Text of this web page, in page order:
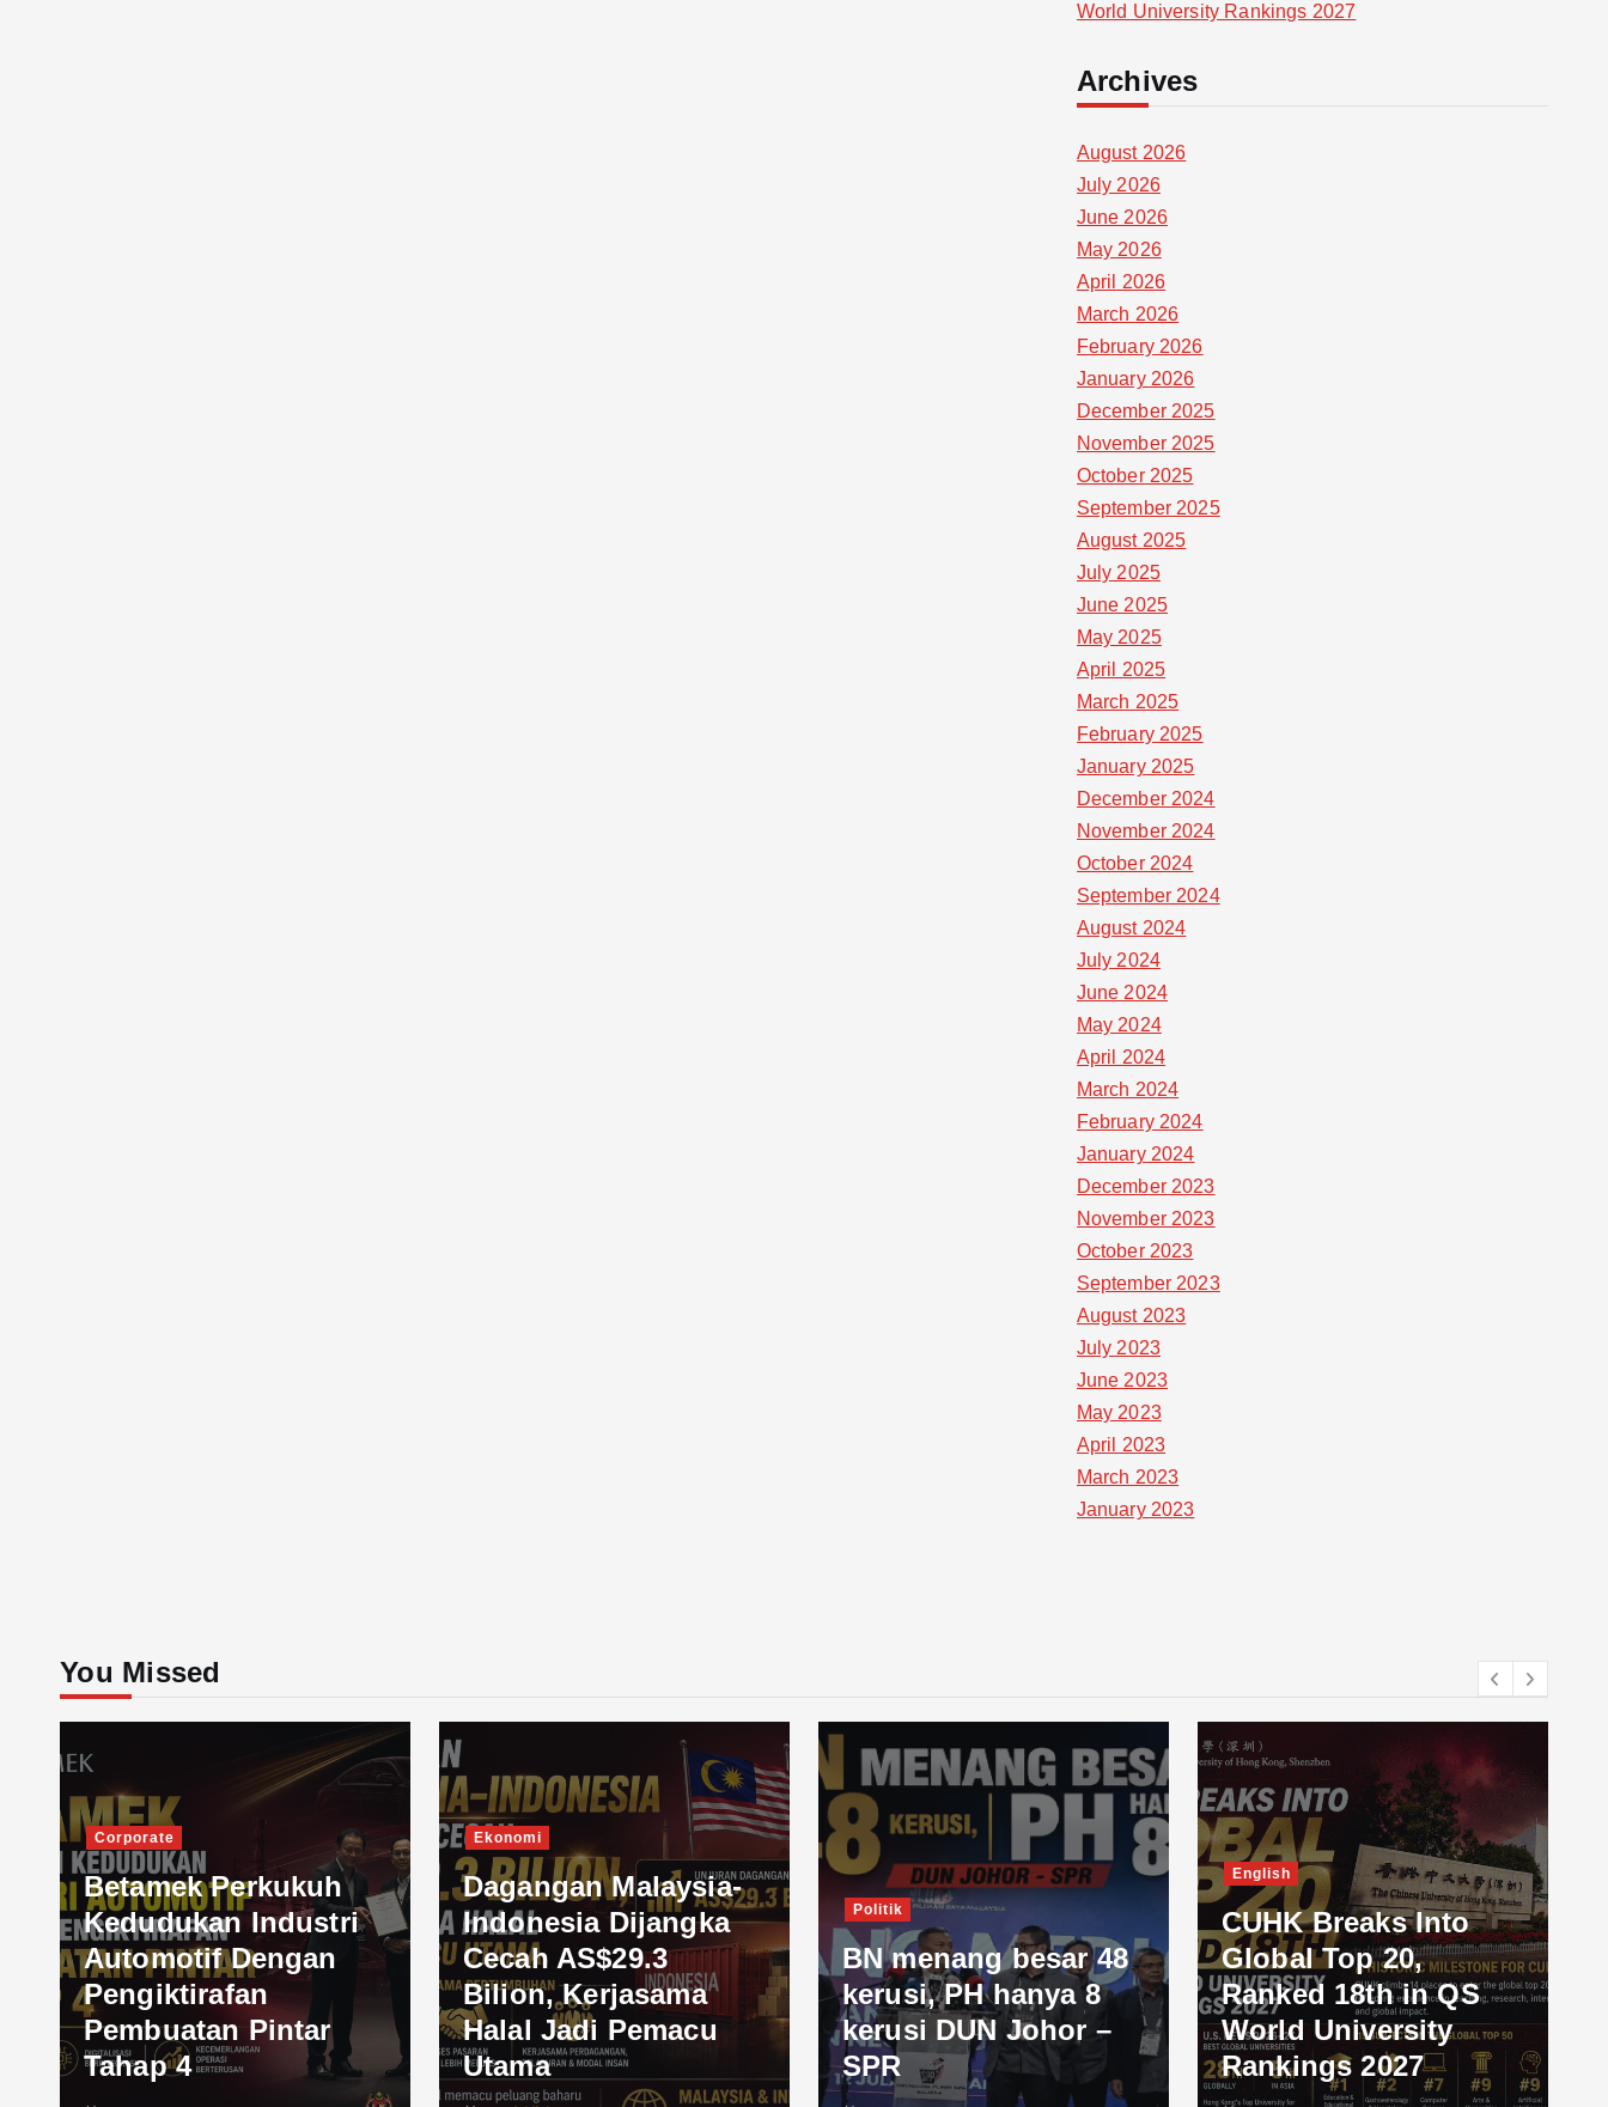
World University Rankings 2027
Archives
August 2026
July 2026
June 2026
May 2026
April 2026
March 2026
February 2026
January 2026
December 2025
November 2025
October 2025
September 2025
August 2025
July 2025
June 2025
May 2025
April 2025
March 2025
February 2025
January 2025
December 2024
November 2024
October 2024
September 2024
August 2024
July 2024
June 2024
May 2024
April 2024
March 2024
February 2024
January 2024
December 2023
November 2023
October 2023
September 2023
August 2023
July 2023
June 2023
May 2023
April 2023
March 2023
January 2023
You Missed
Corporate
Betamek Perkukuh
Kedudukan Industri
Automotif Dengan
Pengiktirafan
Pembuatan Pintar
Tahap 4
Ekonomi
Dagangan Malaysia-
Indonesia Dijangka
Cecah AS$29.3
Bilion, Kerjasama
Halal Jadi Pemacu
Utama
Politik
BN menang besar 48
kerusi, PH hanya 8
kerusi DUN Johor –
SPR
English
CUHK Breaks Into
Global Top 20,
Ranked 18th in QS
World University
Rankings 2027